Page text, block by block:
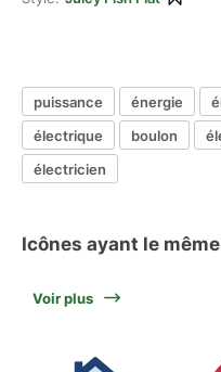
puissance énergie
électrique
boulon
électricien
Icônes ayant le
Voir plus